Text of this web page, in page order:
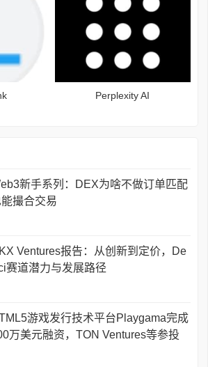
Perplexity AI
新手系列：DEX为啥不做订单匹配
撮合交易
Ventures报告：从创新到定价，De
赛道潜力与发展路径
游戏发行技术平台Playgama完成
万美元融资，TON Ventures等参投